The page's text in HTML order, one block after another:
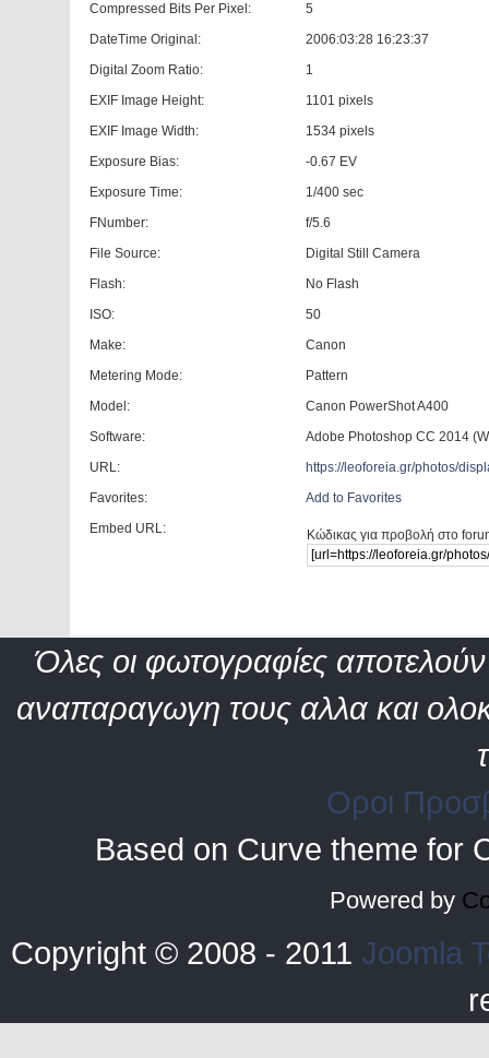
Compressed Bits Per Pixel:
5
DateTime Original:
2006:03:28 16:23:37
Digital Zoom Ratio:
1
EXIF Image Height:
1101 pixels
EXIF Image Width:
1534 pixels
Exposure Bias:
-0.67 EV
Exposure Time:
1/400 sec
FNumber:
f/5.6
File Source:
Digital Still Camera
Flash:
No Flash
ISO:
50
Make:
Canon
Metering Mode:
Pattern
Model:
Canon PowerShot A400
Software:
Adobe Photoshop CC 2014
URL:
https://leoforeia.gr/photos/
Favorites:
Add to Favorites
Embed URL:
Κώδικας για προβολή στο
Όλες οι φωτογραφίες αποτελούν
αναπαραγωγη τους αλλα και
Οροι
Based on Curve theme for
Powered by
Copyright © 2008 - 2011 Joomla